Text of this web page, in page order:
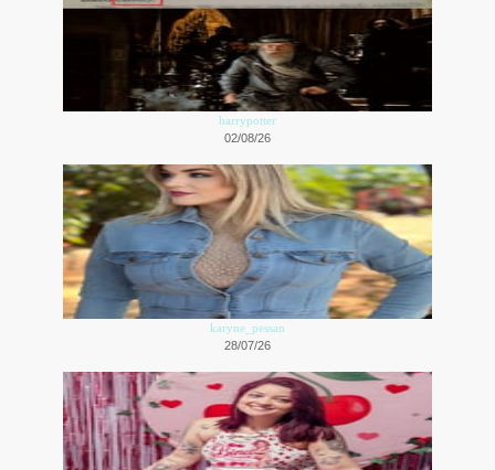
harrypotter
02/08/26
karyne_pessan
28/07/26